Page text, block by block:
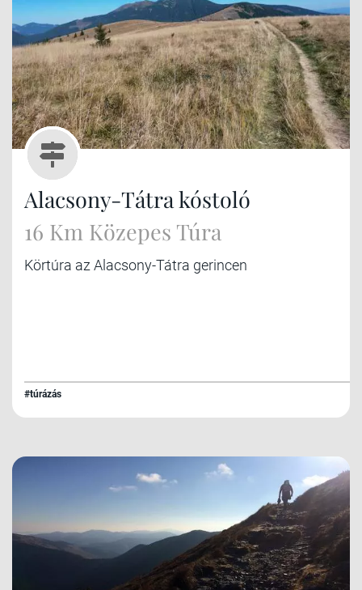
Alacsony-Tátra kóstoló
16 Km Közepes Túra
Körtúra az Alacsony-Tátra gerincen
#túrázás